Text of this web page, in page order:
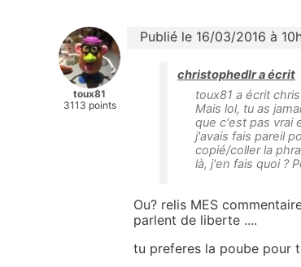
toux81
3113 points
Publié le 16/03/2016 à
christophedlr a écrit
toux81 a écrit
Mais lol, tu as
que c'est pas vrai
j'avais fais pareil
copié/coller la
là, j'en fais quoi ?
Ou? relis MES
parlent de liberte ....
tu preferes la poube pour